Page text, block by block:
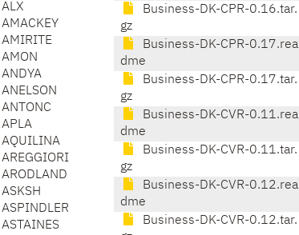
ALX
AMACKEY
AMIRITE
AMON
ANDYA
ANELSON
ANTONC
APLA
AQUILINA
AREGGIORI
ARODLAND
ASKSH
ASPINDLER
ASTAINES
Business-DK-CPR-0.16.tar.
gz
Business-DK-CPR-0.17.rea
dme
Business-DK-CPR-0.17.tar.
gz
Business-DK-CVR-0.11.rea
dme
Business-DK-CVR-0.11.tar.
gz
Business-DK-CVR-0.12.rea
dme
Business-DK-CVR-0.12.tar.